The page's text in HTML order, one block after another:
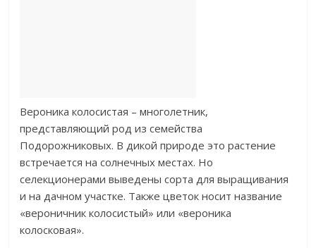
Вероника колосистая – многолетник,
представляющий род из семейства
Подорожниковых. В дикой природе это растение
встречается на солнечных местах. Но
селекционерами выведены сорта для выращивания
и на дачном участке. Также цветок носит название
«вероничник колосистый» или «вероника
колосковая».